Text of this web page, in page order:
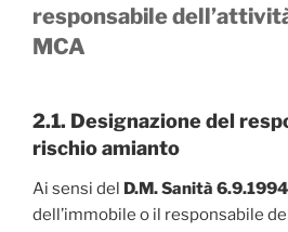
responsabile
MCA
2.1. Designazione del
rischio amianto
Ai sensi del D.M. Sanità 6.9.1994
dell’immobile o il responsabile